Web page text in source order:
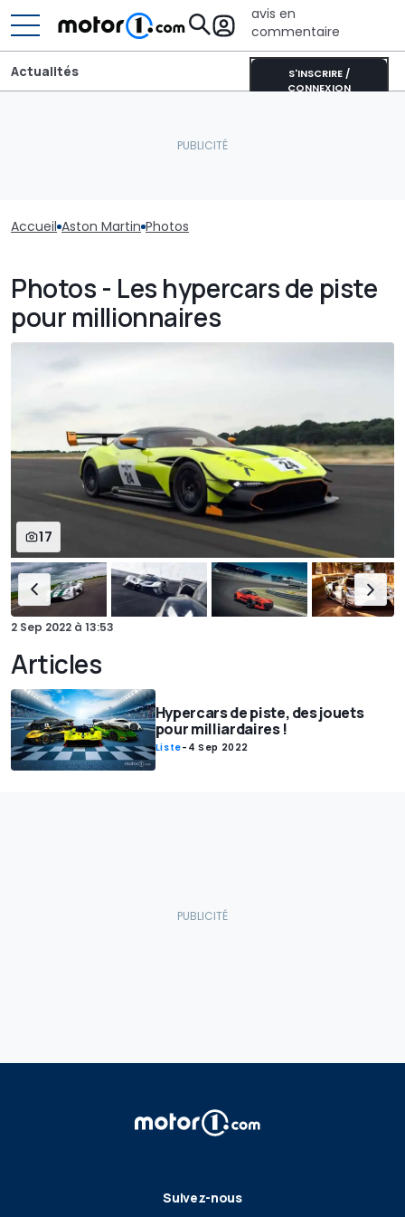
avis en
commentaire
S'INSCRIRE /
CONNEXION
Actualités
Accueil Aston Martin Photos
Photos - Les hypercars de piste
pour millionnaires
17
2 Sep 2022 à 13:53
Articles
Hypercars de piste, des jouets
pour milliardaires !
Liste- 4 Sep 2022
Suivez-nous